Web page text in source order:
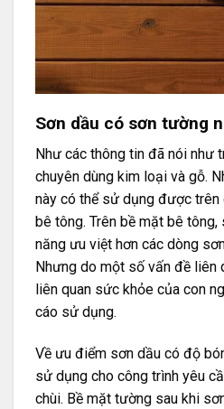
Sơn dầu có sơn tường
Như các thông tin đã nói như
chuyên dùng kim loại và gỗ.
này có thể sử dụng được
bê tông. Trên bề mặt bê
năng ưu việt hơn các dòng
Nhưng do một số vấn đề liên
liên quan sức khỏe của con
cáo sử dụng.
Về ưu điểm sơn dầu có độ
sử dụng cho công trình yêu
chùi. Bề mặt tường sau khi